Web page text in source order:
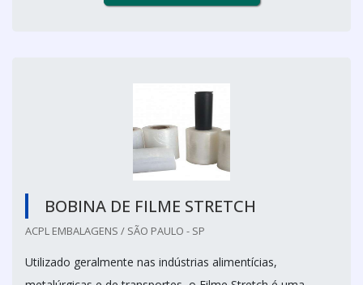
BOBINA DE FILME STRETCH
ACPL EMBALAGENS / SÃO PAULO - SP
Utilizado geralmente nas indústrias alimentícias,